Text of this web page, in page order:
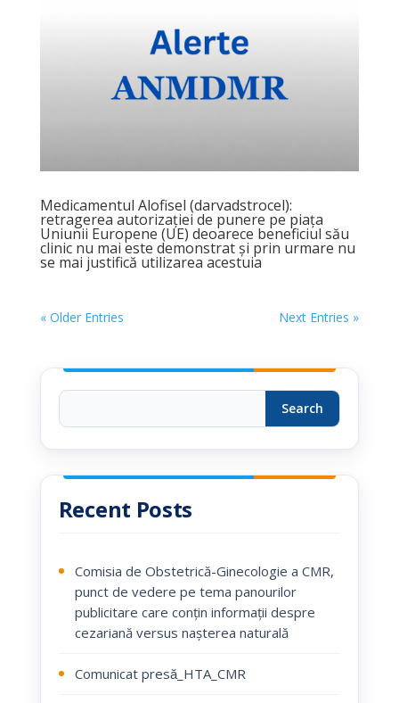
Medicamentul Alofisel (darvadstrocel):
retragerea autorizației de punere pe piața
Uniunii Europene (UE) deoarece beneficiul său
clinic nu mai este demonstrat și prin urmare nu
se mai justifică utilizarea acestuia
« Older Entries Next Entries »
Search
Recent Posts
Comisia de Obstetrică-Ginecologie a CMR,
punct de vedere pe tema panourilor
publicitare care conțin informații despre
cezariană versus nașterea naturală
Comunicat presă_HTA_CMR